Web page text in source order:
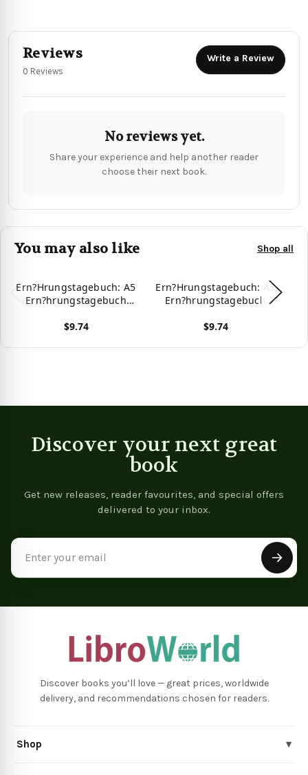
Reviews
0 Reviews
Write a Review
No reviews yet.
Share your experience and help another reader
choose their next book.
You may also like Shop all
Ern?Hrungstagebuch: A5
Ern?hrungstagebuch
Tagebuch | Ern?
Gesunde Ern?hrung |
$9.74
Ern?Hrungstagebuch: A5
Ern?hrungstagebuch
Tagebuch | Ern?
Gesunde Ern?hrung |
$9.74
Discover your next great
book
Get new releases, reader favourites, and special offers
delivered to your inbox.
Discover books you’ll love — great prices, worldwide
delivery, and recommendations chosen for readers.
Shop ▾